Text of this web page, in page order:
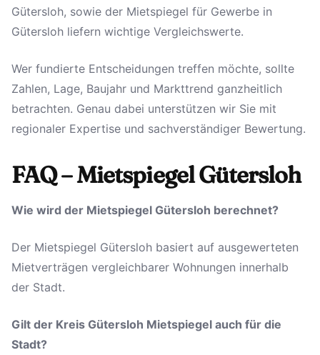
Gütersloh, sowie der Mietspiegel für Gewerbe in
Gütersloh liefern wichtige Vergleichswerte.
Wer fundierte Entscheidungen treffen möchte, sollte
Zahlen, Lage, Baujahr und Markttrend ganzheitlich
betrachten. Genau dabei unterstützen wir Sie mit
regionaler Expertise und sachverständiger Bewertung.
FAQ – Mietspiegel Gütersloh
Wie wird der Mietspiegel Gütersloh berechnet?
Der Mietspiegel Gütersloh basiert auf ausgewerteten
Mietverträgen vergleichbarer Wohnungen innerhalb
der Stadt.
Gilt der Kreis Gütersloh Mietspiegel auch für die
Stadt?